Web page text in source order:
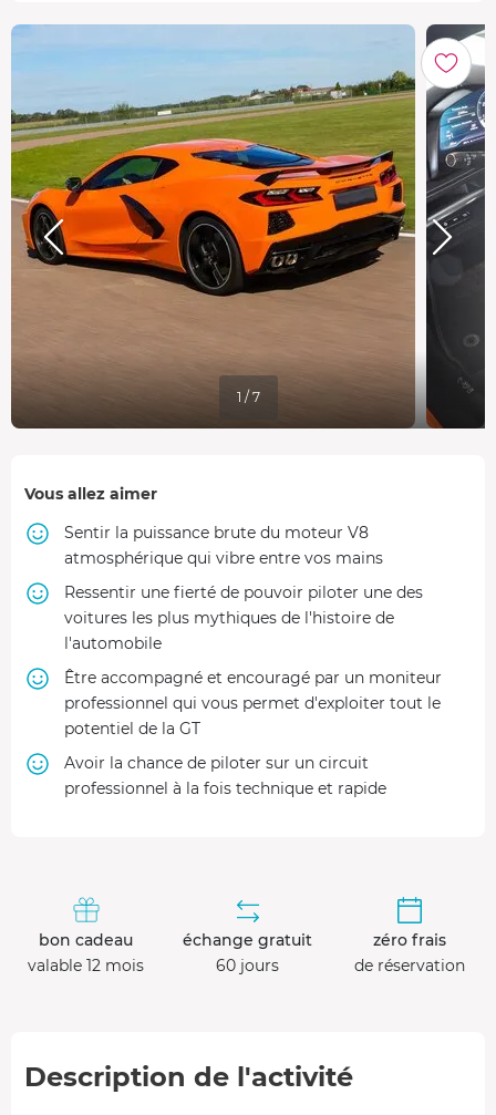
1 / 7
Vous allez aimer
Sentir la puissance brute du moteur V8
atmosphérique qui vibre entre vos mains
Ressentir une fierté de pouvoir piloter une des
voitures les plus mythiques de l'histoire de
l'automobile
Être accompagné et encouragé par un moniteur
professionnel qui vous permet d'exploiter tout le
potentiel de la GT
Avoir la chance de piloter sur un circuit
professionnel à la fois technique et rapide
bon cadeau
valable 12 mois
échange gratuit
60 jours
zéro frais
de réservation
Description de l'activité